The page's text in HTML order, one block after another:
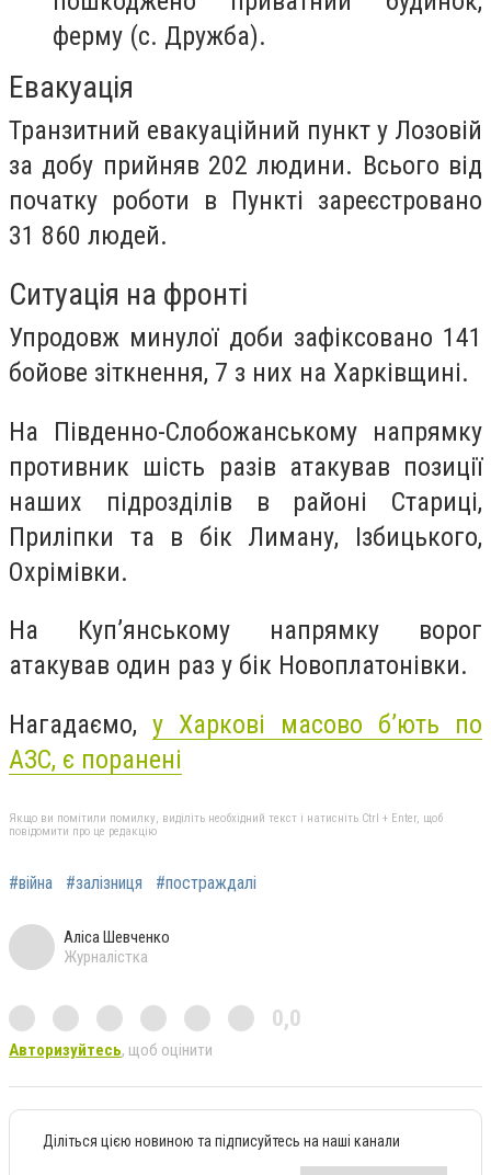
ферму (с. Дружба).
Евакуація
Транзитний евакуаційний пункт у Лозовій
за добу прийняв 202 людини. Всього від
початку роботи в Пункті зареєстровано
31 860 людей.
Ситуація на фронті
Упродовж минулої доби зафіксовано 141
бойове зіткнення, 7 з них на Харківщині.
На Південно-Слобожанському напрямку
противник шість разів атакував позиції
наших підрозділів в районі Стариці,
Приліпки та в бік Лиману, Ізбицького,
Охрімівки.
На Куп’янському напрямку ворог
атакував один раз у бік Новоплатонівки.
Нагадаємо, у Харкові масово б’ють по
АЗС, є поранені
Якщо ви помітили помилку, виділіть необхідний текст і натисніть Ctrl + Enter, щоб
повідомити про це редакцію
#війна #залізниця #постраждалі
Аліса Шевченко
Журналістка
0,0
Авторизуйтесь, щоб оцінити
Діліться цією новиною та підписуйтесь на наші канали